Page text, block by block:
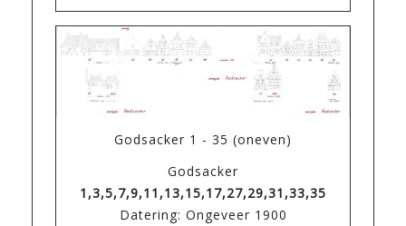
Godsacker 1 - 35 (oneven)
Godsacker
1,3,5,7,9,11,13,15,17,27,29,31,33,35
Datering: Ongeveer 1900